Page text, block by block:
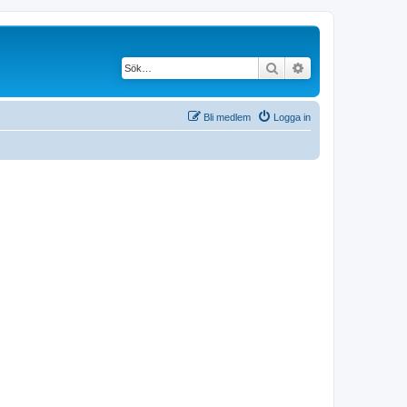
Sök
Logga in
Bli medlem